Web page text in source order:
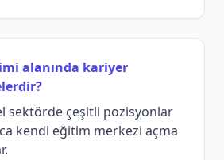
alanında kariyer
sektörde çeşitli pozisyonlar
kendi eğitim merkezi açma